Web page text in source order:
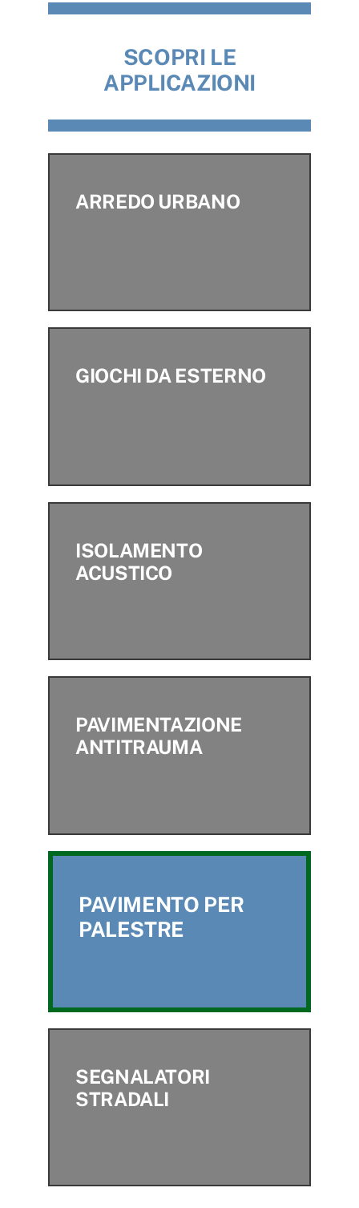
SCOPRI LE
APPLICAZIONI
ARREDO URBANO
GIOCHI DA ESTERNO
ISOLAMENTO
ACUSTICO
PAVIMENTAZIONE
ANTITRAUMA
PAVIMENTO PER
PALESTRE
SEGNALATORI
STRADALI